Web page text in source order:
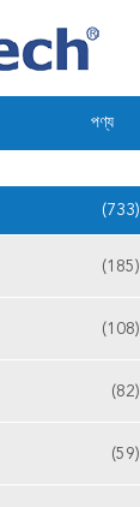
পণ্য
(733)
(185)
(108)
(82)
(59)